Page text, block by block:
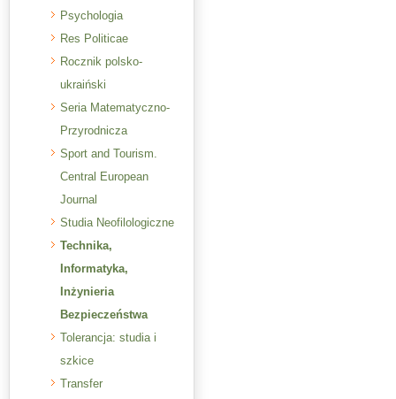
Psychologia
Res Politicae
Rocznik polsko-
ukraiński
Seria Matematyczno-
Przyrodnicza
Sport and Tourism.
Central European
Journal
Studia Neofilologiczne
Technika,
Informatyka,
Inżynieria
Bezpieczeństwa
Tolerancja: studia i
szkice
Transfer